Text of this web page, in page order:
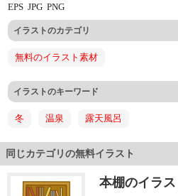
EPSJPGPNG
イラストのカテゴリ
無料のイラスト素材
イラストのキーワード
冬 温泉 露天風呂
同じカテゴリの無料イラスト
本棚のイラス